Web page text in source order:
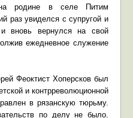
родине в селе Питим
раз увиделся с супругой и
вновь вернулся на свой
ежедневное служение
Феоктист Хоперсков был
и контрреволюционной
в рязанскую тюрьму.
по делу не было.